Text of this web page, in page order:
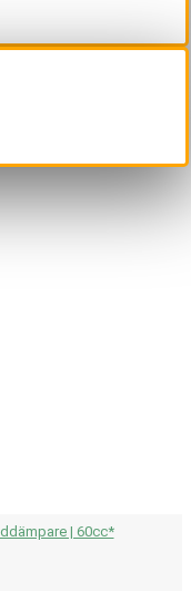
| 60cc*